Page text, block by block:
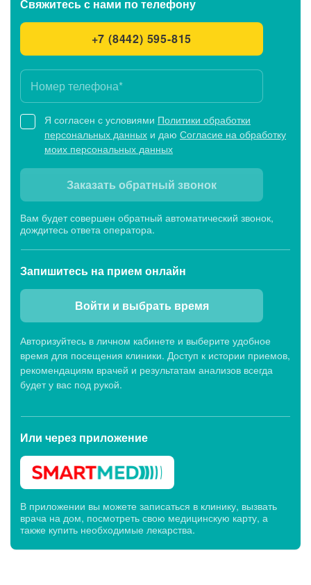
Свяжитесь с нами по телефону
+7 (8442) 595-815
Я согласен с условиями Политики обработки
персональных данных и даю Согласие на обработку
моих персональных данных
Заказать обратный звонок
Вам будет совершен обратный автоматический звонок,
дождитесь ответа оператора.
Запишитесь на прием онлайн
Войти и выбрать время
Авторизуйтесь в личном кабинете и выберите удобное
время для посещения клиники. Доступ к истории приемов,
рекомендациям врачей и результатам анализов всегда
будет у вас под рукой.
Или через приложение
В приложении вы можете записаться в клинику, вызвать
врача на дом, посмотреть свою медицинскую карту, а
также купить необходимые лекарства.